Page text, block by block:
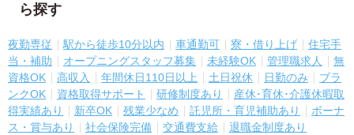
ら探す
夜勤専従 駅から徒歩10分以内 車通勤可 寮・借り上げ
住宅手
当・補助
オープニングスタッフ募集 未経験OK 管理職求人
無
資格OK
高収入 年間休日110日以上 土日祝休 日勤のみ
ブラ
ンクOK
資格取得サポート 研修制度あり
産休･育休･介護休暇取
得実績あり
新卒OK 残業少なめ 託児所・育児補助あり
ボーナ
ス・賞与あり
社会保険完備 交通費支給 退職金制度あり